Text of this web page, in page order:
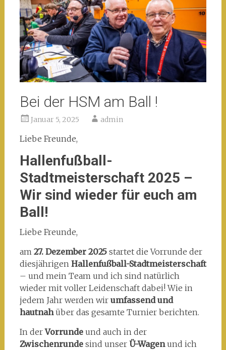
Bei der HSM am Ball !
Januar 5, 2025 admin
Liebe Freunde,
Hallenfußball-
Stadtmeisterschaft 2025 –
Wir sind wieder für euch am
Ball!
Liebe Freunde,
am 27. Dezember 2025startet die Vorrunde der
diesjährigen Hallenfußball-Stadtmeisterschaft
– und mein Team und ich sind natürlich
wieder mit voller Leidenschaft dabei! Wie in
jedem Jahr werden wir umfassend und
hautnahüber das gesamte Turnier berichten.
In derVorrundeund auch in der
Zwischenrundesind unser Ü-Wagenund ich